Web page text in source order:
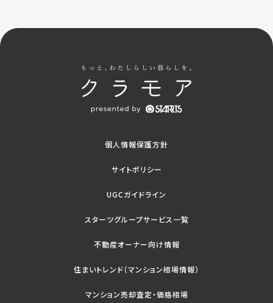
個人情報保護方針
サイトポリシー
UGCガイドライン
スターツグループサービス一覧
不動産オーナー向け情報
住まいトレンド（マンション相場情報）
マンション売却査定・価格相場